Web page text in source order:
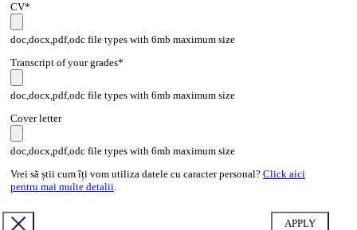
CV*
doc,docx,pdf,odc file types with 6mb maximum size
Transcript of your grades*
doc,docx,pdf,odc file types with 6mb maximum size
Cover letter
doc,docx,pdf,odc file types with 6mb maximum size
Vrei să știi cum îți vom utiliza datele cu caracter personal? Click aici
pentru mai multe detalii.